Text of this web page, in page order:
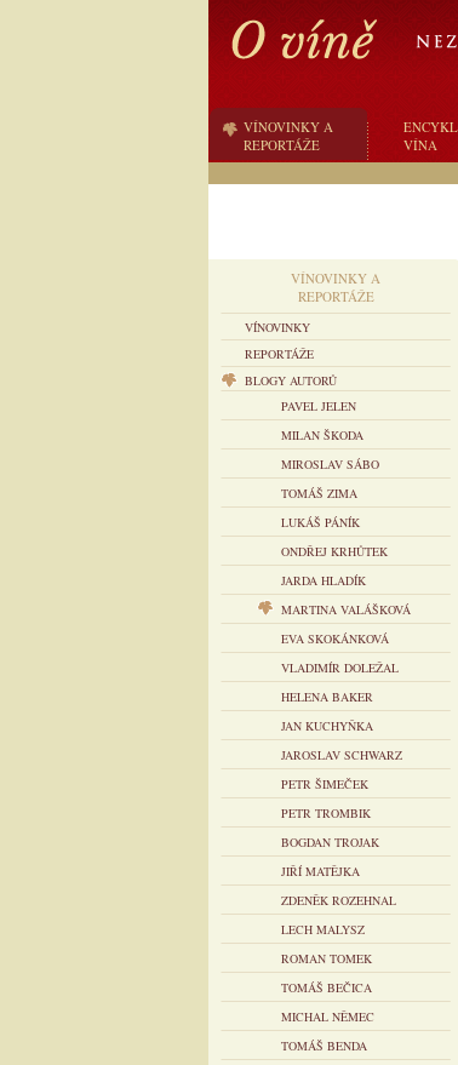
VÍNOVINKY A
REPORTÁŽE
VÍNA
VÍNOVINKY A
REPORTÁŽE
VÍNOVINKY
REPORTÁŽE
BLOGY AUTORŮ
PAVEL JELEN
MILAN ŠKODA
MIROSLAV SÁBO
TOMÁŠ ZIMA
LUKÁŠ PÁNÍK
ONDŘEJ KRHŮTEK
JARDA HLADÍK
MARTINA VALÁŠKOVÁ
EVA SKOKÁNKOVÁ
VLADIMÍR DOLEŽAL
HELENA BAKER
JAN KUCHYŇKA
JAROSLAV SCHWARZ
PETR ŠIMEČEK
PETR TROMBIK
BOGDAN TROJAK
JIŘÍ MATĚJKA
ZDENĚK ROZEHNAL
LECH MALYSZ
ROMAN TOMEK
TOMÁŠ BEČICA
MICHAL NĚMEC
TOMÁŠ BENDA